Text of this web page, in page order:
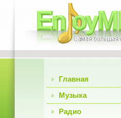
Главная
Музыка
Радио